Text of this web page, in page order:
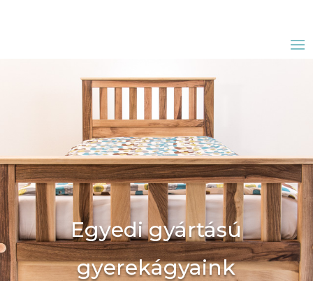
Egyedi gyártású
gyerekágyaink